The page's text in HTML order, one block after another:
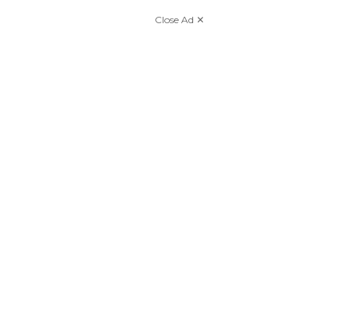
Close Ad ✕